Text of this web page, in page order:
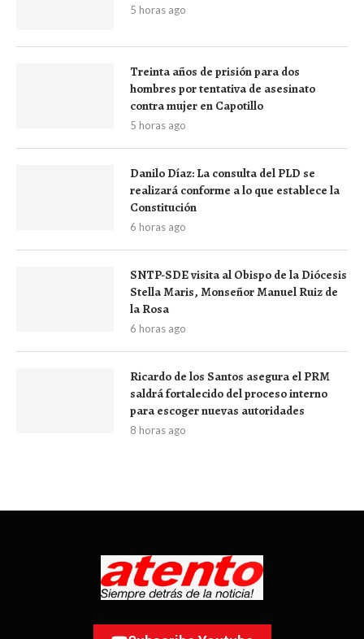
5 horas ago
Treinta años de prisión para dos
hombres por tentativa de asesinato
contra mujer en Capotillo
5 horas ago
Danilo Díaz: La consulta del PLD se
realizará conforme a lo que establece la
Constitución
6 horas ago
SNTP-SDE visita al Obispo de la Diócesis
Stella Maris, Monseñor Manuel Ruiz de
la Rosa
6 horas ago
Ricardo de los Santos asegura el PRM
saldrá fortalecido del proceso interno
para escoger nuevas autoridades
8 horas ago